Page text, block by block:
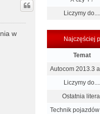
r
w
Liczymy do....
Najczęściej
Temat
Autocom 2013.3
Liczymy do....
Ostatnia
Technik